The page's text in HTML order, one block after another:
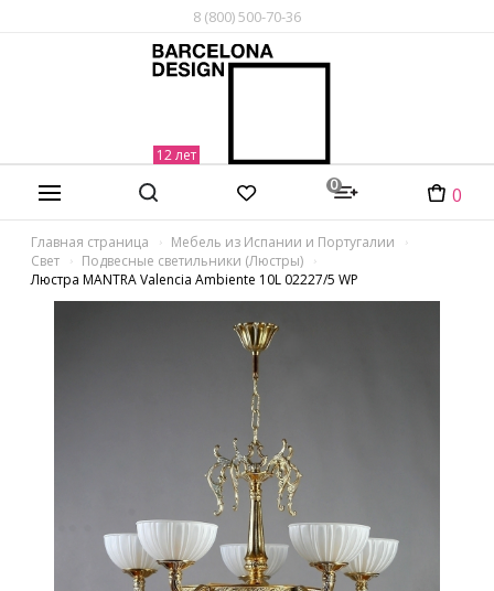
8 (800) 500-70-36
0 0
Главная страница
Мебель из Испании и Португалии
Свет
Подвесные светильники (Люстры)
Люстра MANTRA Valencia Ambiente 10L 02227/5 WP